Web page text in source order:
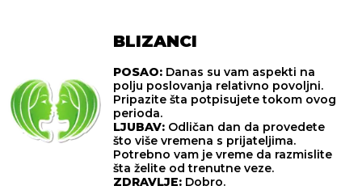
BLIZANCI
POSAO: Danas su vam aspekti na
polju poslovanja relativno povoljni.
Pripazite šta potpisujete tokom ovog
perioda.
LJUBAV: Odličan dan da provedete
što više vremena s prijateljima.
Potrebno vam je vreme da razmislite
šta želite od trenutne veze.
ZDRAVLJE: Dobro.